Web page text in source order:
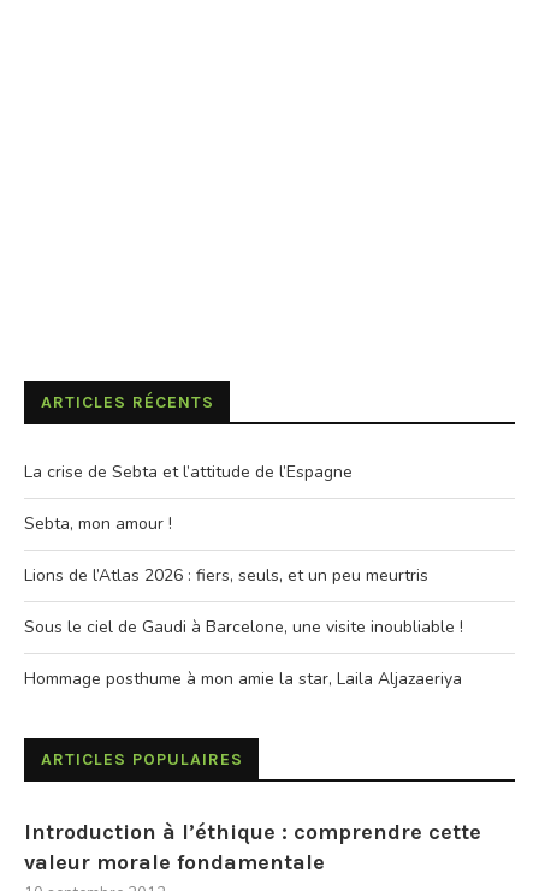
ARTICLES RÉCENTS
La crise de Sebta et l’attitude de l’Espagne
Sebta, mon amour !
Lions de l’Atlas 2026 : fiers, seuls, et un peu meurtris
Sous le ciel de Gaudi à Barcelone, une visite inoubliable !
Hommage posthume à mon amie la star, Laila Aljazaeriya
ARTICLES POPULAIRES
Introduction à l’éthique : comprendre cette
valeur morale fondamentale